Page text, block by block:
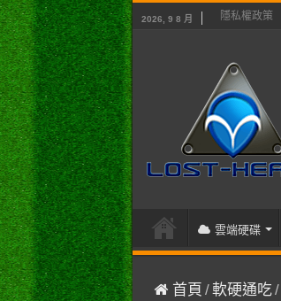
2026, 9 8 月 隱私權政策
雲端硬碟
首頁 /軟硬通吃/